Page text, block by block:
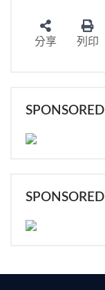
分享 列印
SPONSORED
SPONSORED